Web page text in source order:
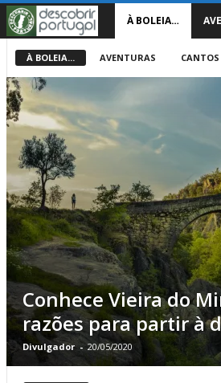
e
c
b
r
i
r
P
À BOLEIA…
À BOLEIA... AVENTURAS
Conhece Vieira do
razões para partir à
Divulgador - 20/05/2020